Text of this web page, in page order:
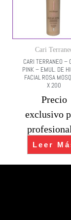
Cari
CARI TERRANEO –
PINK – EMUL. DE
FACIAL ROSA
X 200
Precio
exclusivo
Leer